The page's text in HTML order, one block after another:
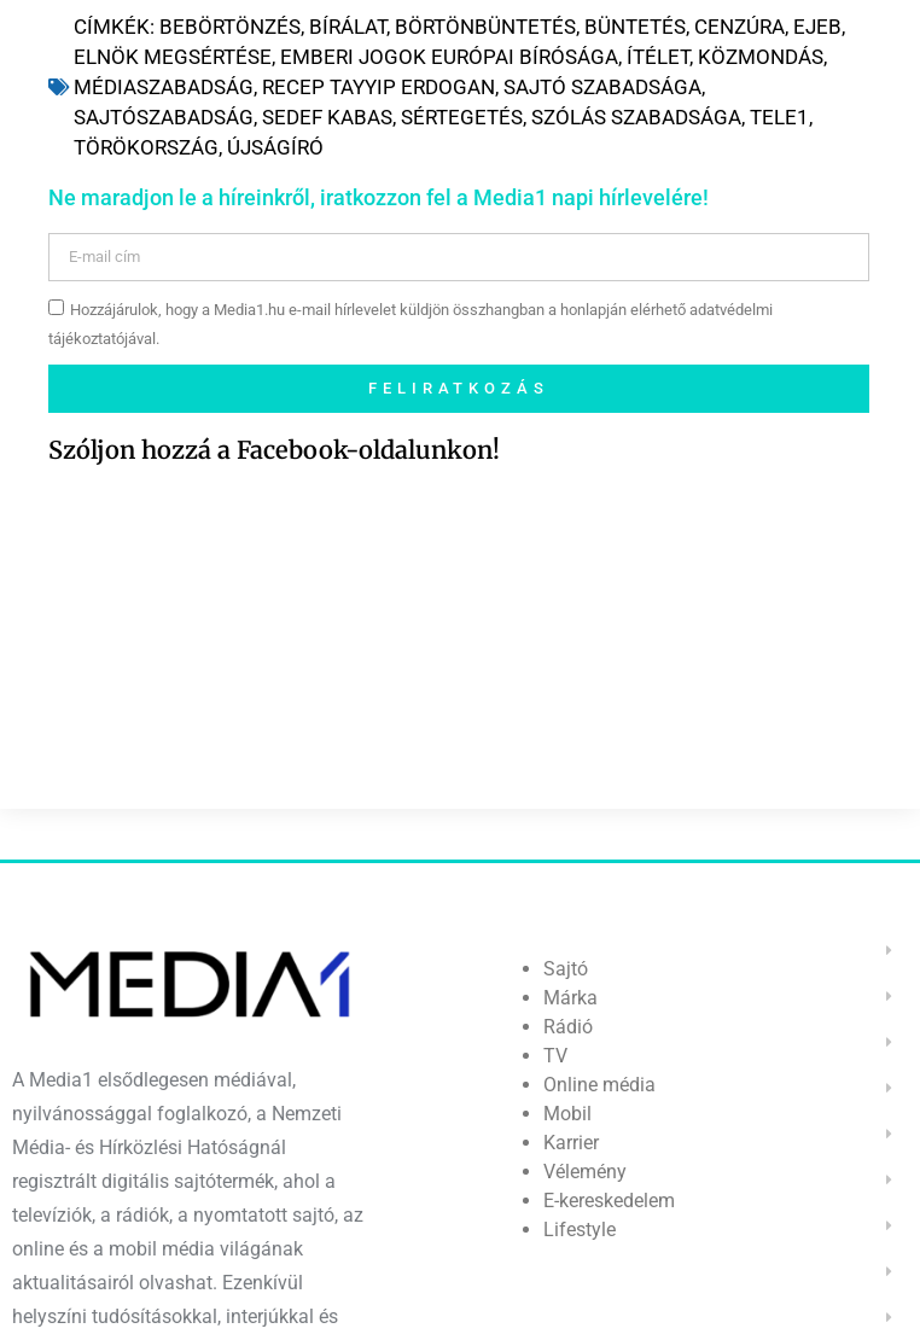
CÍMKÉK: BEBÖRTÖNZÉS, BÍRÁLAT, BÖRTÖNBÜNTETÉS, BÜNTETÉS, CENZÚRA, EJEB,
ELNÖK MEGSÉRTÉSE, EMBERI JOGOK EURÓPAI BÍRÓSÁGA, ÍTÉLET, KÖZMONDÁS,
MÉDIASZABADSÁG, RECEP TAYYIP ERDOGAN, SAJTÓ SZABADSÁGA,
SAJTÓSZABADSÁG, SEDEF KABAS, SÉRTEGETÉS, SZÓLÁS SZABADSÁGA, TELE1 ,
TÖRÖKORSZÁG, ÚJSÁGÍRÓ
Ne maradjon le a híreinkről, iratkozzon fel a Media1 napi hírlevelére!
Hozzájárulok, hogy a Media1.hu e-mail hírlevelet küldjön összhangban a honlapján elérhető adatvédelmi
tájékoztatójával.
FELIRATKOZÁS
Szóljon hozzá a Facebook-oldalunkon!
A Media1 elsődlegesen médiával,
nyilvánossággal foglalkozó, a Nemzeti
Média- és Hírközlési Hatóságnál
regisztrált digitális sajtótermék, ahol a
televíziók, a rádiók, a nyomtatott sajtó, az
online és a mobil média világának
aktualitásairól olvashat. Ezenkívül
helyszíni tudósításokkal, interjúkkal és
Sajtó
Márka
Rádió
TV
Online média
Mobil
Karrier
Vélemény
E-kereskedelem
Lifestyle